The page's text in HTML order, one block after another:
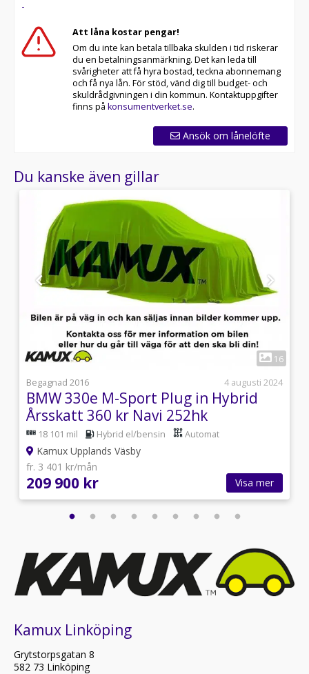
-
Att låna kostar pengar!
Om du inte kan betala tillbaka skulden i tid riskerar
du en betalningsanmärkning. Det kan leda till
svårigheter att få hyra bostad, teckna abonnemang
och få nya lån. För stöd, vänd dig till budget- och
skuldrådgivningen i din kommun. Kontaktuppgifter
finns på konsumentverket.se.
Ansök om lånelöfte
Du kanske även gillar
16
Begagnad 2016
4 augusti 2024
BMW 330e M-Sport Plug in Hybrid
Årsskatt 360 kr Navi 252hk
18 101 mil Hybrid el/bensin Automat
Kamux Upplands Väsby
fr. 3 401 kr/mån
209 900 kr Visa mer
Kamux Linköping
Grytstorpsgatan 8
582 73 Linköping